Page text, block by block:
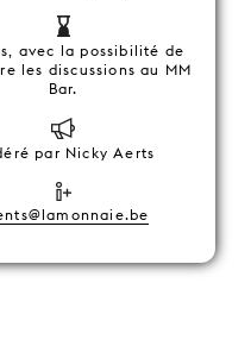
avec la possibilité de
les discussions au MM
Bar.
par Nicky Aerts